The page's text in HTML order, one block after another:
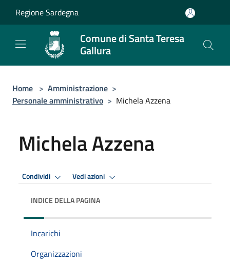
Regione Sardegna
Comune di Santa Teresa
Gallura
Home > Amministrazione >
Personale amministrativo > Michela Azzena
Michela Azzena
Condividi Vedi azioni
INDICE DELLA PAGINA
Incarichi
Organizzazioni